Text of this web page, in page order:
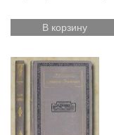
В корзину